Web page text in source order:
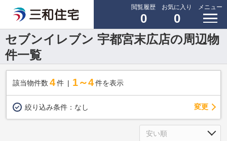
閲覧履歴
0
お気に入り
0
メニュー
セブンイレブン 宇都宮末広店の周辺物
件一覧
該当物件数 4件 1～4 件を表示
絞り込み条件： なし 変更